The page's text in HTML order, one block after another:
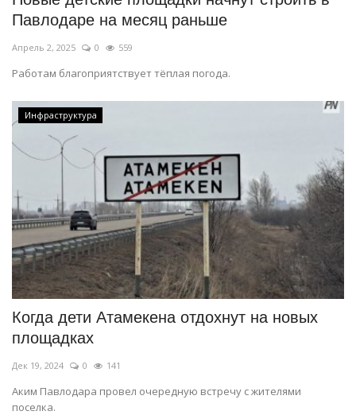
Павлодаре на месяц раньше
Апрель 2, 2025 0 559
Работам благоприятствует тёплая погода.
Инфраструктура
Когда дети Атамекена отдохнут на новых
площадках
Дек 19, 2024 0 141
Аким Павлодара провел очередную встречу с жителями
поселка.